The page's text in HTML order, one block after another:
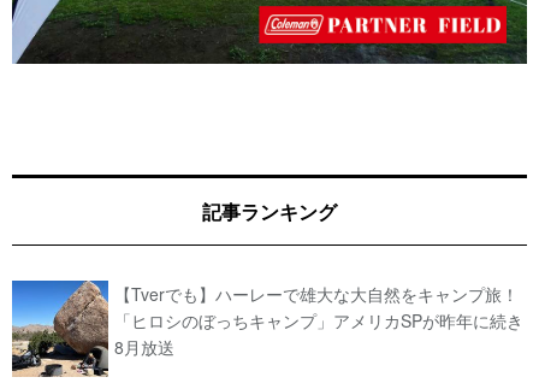
記事ランキング
【Tverでも】ハーレーで雄大な大自然をキャンプ旅！
「ヒロシのぼっちキャンプ」アメリカSPが昨年に続き
8月放送